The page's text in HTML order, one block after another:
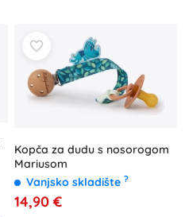
Kopča za dudu s nosorogom
Mariusom
Vanjsko skladište ?
14,90 €